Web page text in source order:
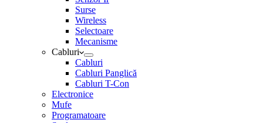
Surse
Wireless
Selectoare
Mecanisme
Cabluri
Cabluri
Cabluri Panglică
Cabluri T-Con
Electronice
Mufe
Programatoare